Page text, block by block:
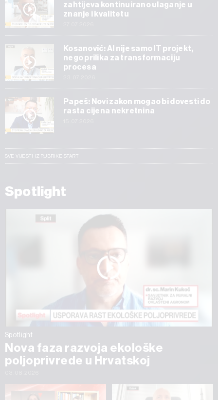
zahtijeva kontinuirano ulaganje u
znanje i kvalitetu
Kosanović: AI nije samo IT projekt,
nego prilika za transformaciju
procesa
Papeš: Novi zakon mogao bi dovesti do
rasta cijena nekretnina
SVE VIJESTI IZ RUBRIKE START
Spotlight
Spotlight
Nova faza razvoja ekološke
poljoprivrede u Hrvatskoj